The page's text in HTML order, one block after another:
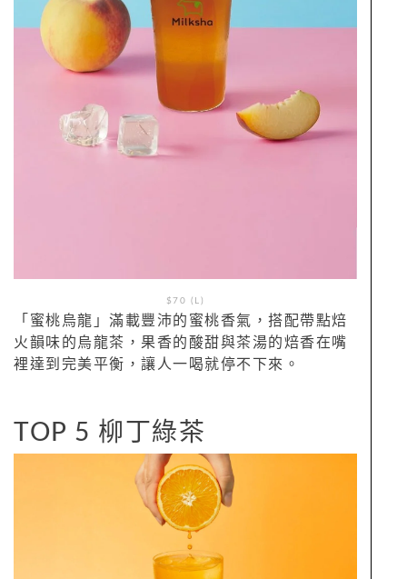
$70 (L)
「蜜桃烏龍」滿載豐沛的蜜桃香氣，搭配帶點焙
火韻味的烏龍茶，果香的酸甜與茶湯的焙香在嘴
裡達到完美平衡，讓人一喝就停不下來。
TOP 5 柳丁綠茶